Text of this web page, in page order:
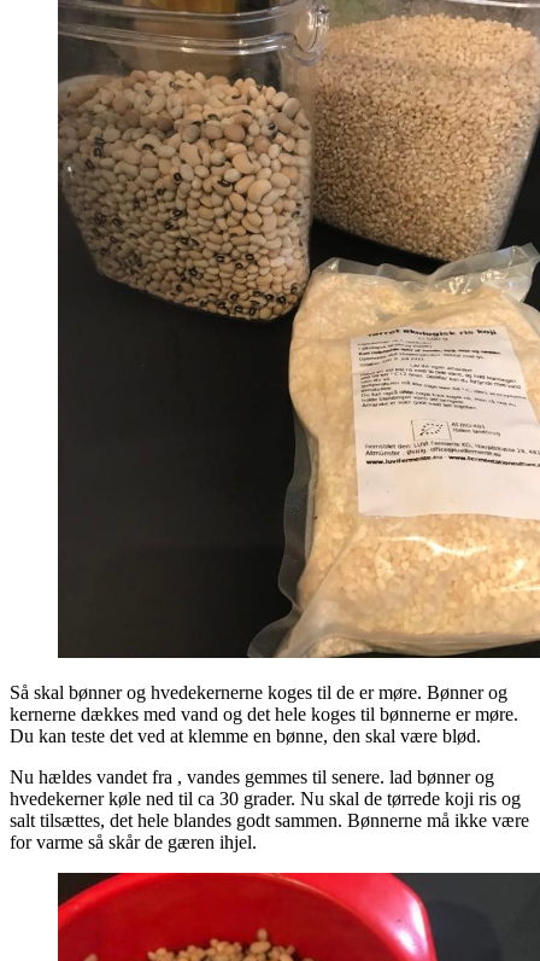
Så skal bønner og hvedekernerne koges til de er møre. Bønner og
kernerne dækkes med vand og det hele koges til bønnerne er møre.
Du kan teste det ved at klemme en bønne, den skal være blød.
Nu hældes vandet fra , vandes gemmes til senere. lad bønner og
hvedekerner køle ned til ca 30 grader. Nu skal de tørrede koji ris og
salt tilsættes, det hele blandes godt sammen. Bønnerne må ikke være
for varme så skår de gæren ihjel.